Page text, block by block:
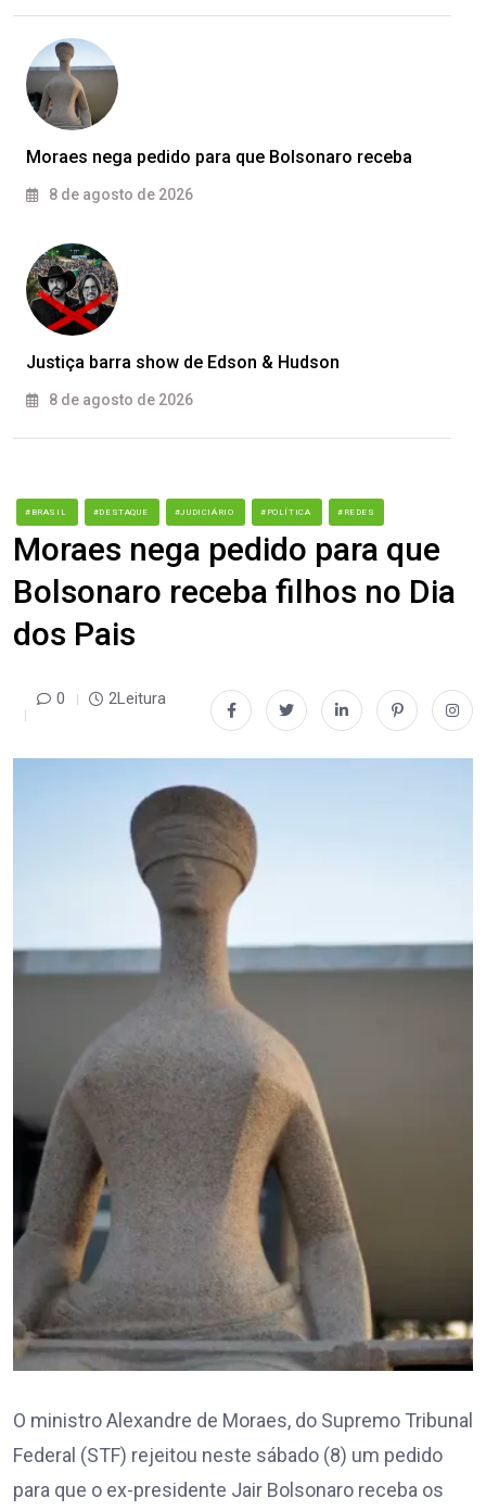
Moraes nega pedido para que Bolsonaro receba
8 de agosto de 2026
Justiça barra show de Edson & Hudson
8 de agosto de 2026
#BRASIL #DESTAQUE #JUDICIÁRIO #POLÍTICA #REDES
Moraes nega pedido para que
Bolsonaro receba filhos no Dia
dos Pais
0 2Leitura
O ministro Alexandre de Moraes, do Supremo Tribunal
Federal (STF) rejeitou neste sábado (8) um pedido
para que o ex-presidente Jair Bolsonaro receba os